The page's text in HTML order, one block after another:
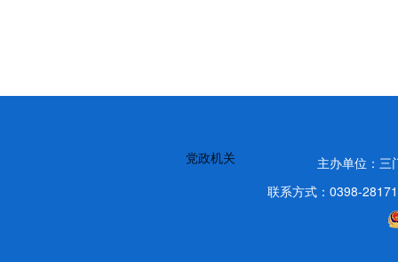
党政机关
主办单位：
联系方式：0398-